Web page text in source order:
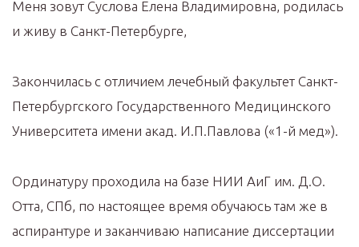
Меня зовут Суслова Елена Владимировна, родилась
и живу в Санкт-Петербурге,
Закончилась с отличием лечебный факультет Санкт-
Петербургского Государственного Медицинского
Университета имени акад. И.П.Павлова («1-й мед»).
Ординатуру проходила на базе НИИ АиГ им. Д.О.
Отта, СПб, по настоящее время обучаюсь там же в
аспирантуре и заканчиваю написание диссертации